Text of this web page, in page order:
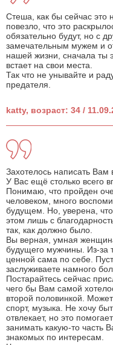
Стеша, как бы сейчас это
повезло, что это
обязательно будут, но с
замечательным мужем и
нашей жизни, сначала ты
встает на свои места.
Так что не унывайте и
предателя.
katty, возраст: 34 /
Захотелось написать
У Вас ещё столько всего
Понимаю, что пройден
человеком, много
будущем. Но, уверена,
этом лишь с
так, как должно было.
Вы верная, умная
будущего мужчины. Из-за
ценной сама по себе.
заслуживаете намного
Постарайтесь сейчас
чего бы Вам самой
второй половинкой.
спорт, музыка. Не хочу
отвлекает, но это
занимать какую-то часть
знакомых по интересам.